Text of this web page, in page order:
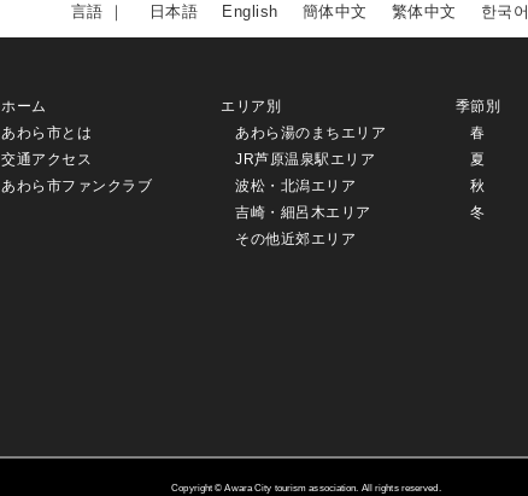
日本語 English 簡体中文 繁体中文 한국어
ホーム
あわら市とは
交通アクセス
あわら市ファンクラブ
エリア別
あわら湯のまちエリア
JR芦原温泉駅エリア
波松・北潟エリア
吉崎・細呂木エリア
その他近郊エリア
季節別
春
夏
秋
冬
Copyright © Awara City tourism association. All rights reserved.